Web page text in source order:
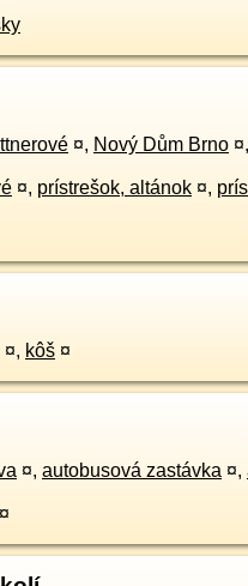
¤, Nový Dům Brno ¤,
¤, prístrešok, altánok ¤,
¤, kôš ¤
¤, autobusová zastávka ¤,
¤